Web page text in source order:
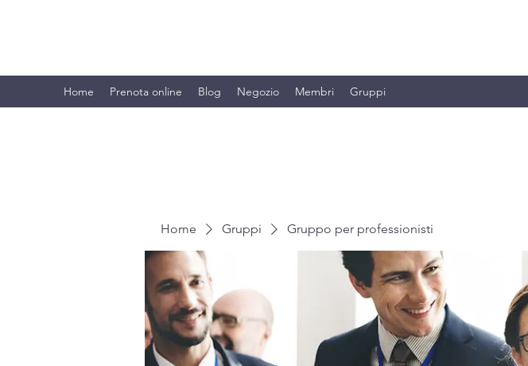
Home Prenota online Blog Negozio Membri Gruppi
Home Gruppi Gruppo per professionisti